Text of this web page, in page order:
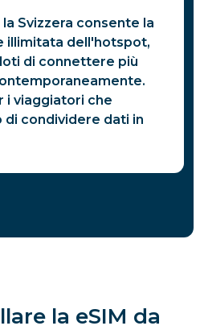
Svizzera consente la
illimitata dell'hotspot,
di connettere più
i viaggiatori che
di condividere dati in
la eSIM da